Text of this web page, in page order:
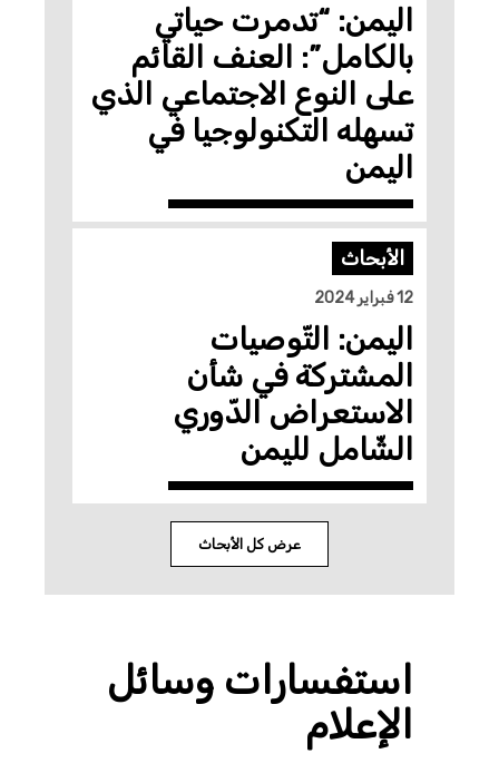
اليمن: “تدمرت حياتي
بالكامل”: العنف القائم
على النوع الاجتماعي الذي
تسهله التكنولوجيا في
اليمن
الأبحاث
اليمن: التّوصيات
المشتركة في شأن
الاستعراض الدّوري
الشّامل لليمن
عرض كل الأبحاث
استفسارات وسائل
الإعلام